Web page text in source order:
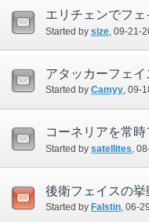
エリチェンでフ
Started by size‎, 09-21-
アタッカーフェイ
Started by Camyy‎, 09-
コーネリアを常
Started by satellites ‎,
後衛フェイスの挙
Started by Falstin‎, 06-